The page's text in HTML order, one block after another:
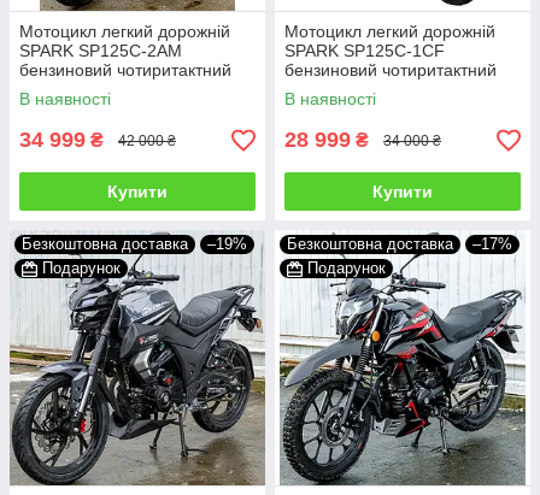
Мотоцикл легкий дорожній
SPARK SP125C-2AM
бензиновий чотиритактний
двомісний 125 кубів 85 км/год
В наявності
34 999 ₴ 42 000 ₴
Купити
Мотоцикл легкий дорожній
SPARK SP125C-1CF
бензиновий чотиритактний
двомісний 125 кубів 85 км/год
В наявності
28 999 ₴ 34 000 ₴
Купити
Безкоштовна доставка
–19%
Подарунок
Безкоштовна доставка
–17%
Подарунок